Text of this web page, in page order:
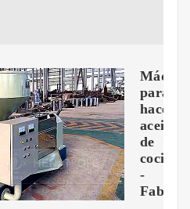
para
hacer
aceite
de
cocina
-